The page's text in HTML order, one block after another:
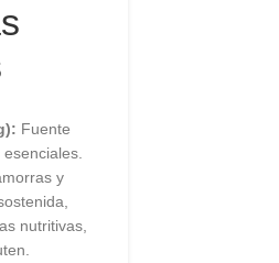
Fuente
y
nutritivas,